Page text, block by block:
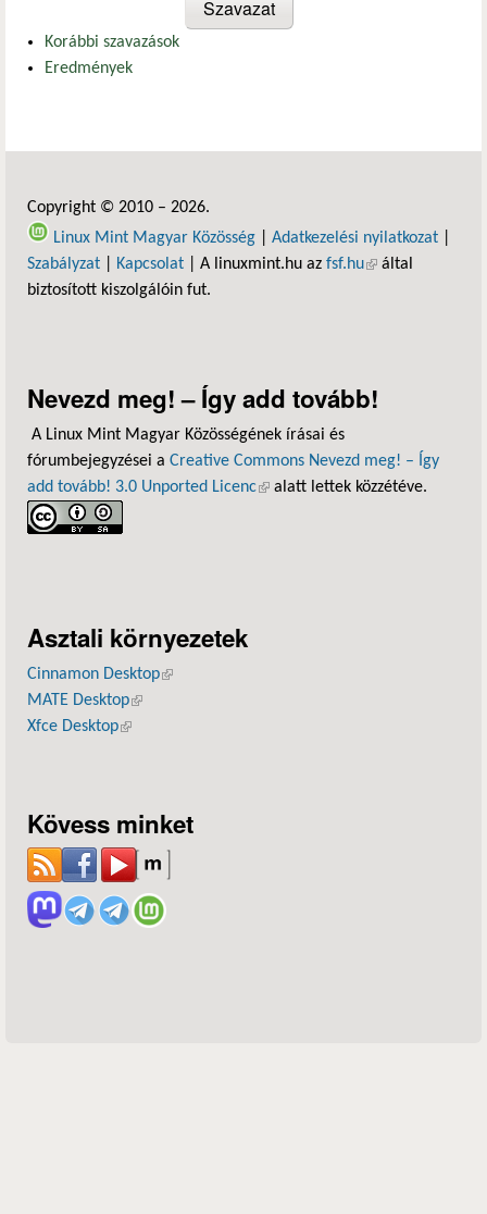
Korábbi szavazások
Eredmények
Copyright © 2010 – 2026.
Linux Mint Magyar Közösség
Adatkezelési nyilatkozat
Szabályzat
Kapcsolat | A linuxmint.hu az fsf.hu(külső hivatkozás)
által
biztosított kiszolgálóin fut.
Nevezd meg! – Így add tovább!
A Linux Mint Magyar Közösségének írásai és
fórumbejegyzései a Creative Commons Nevezd meg! – Így
add tovább! 3.0 Unported Licenc(külső hivatkozás)
alatt lettek közzétéve.
Asztali környezetek
Cinnamon Desktop(külső hivatkozás)
MATE Desktop(külső hivatkozás)
Xfce Desktop(külső hivatkozás)
Kövess minket